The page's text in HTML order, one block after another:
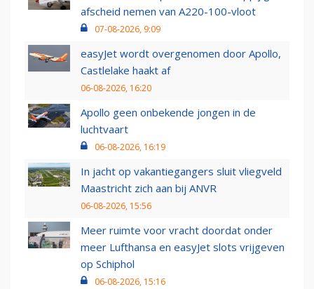
afscheid nemen van A220-100-vloot
07-08-2026, 9:09
easyJet wordt overgenomen door Apollo,
Castlelake haakt af
06-08-2026, 16:20
Apollo geen onbekende jongen in de
luchtvaart
06-08-2026, 16:19
In jacht op vakantiegangers sluit vliegveld
Maastricht zich aan bij ANVR
06-08-2026, 15:56
Meer ruimte voor vracht doordat onder
meer Lufthansa en easyJet slots vrijgeven
op Schiphol
06-08-2026, 15:16